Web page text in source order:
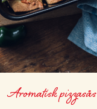
Aromatisk pizzasås